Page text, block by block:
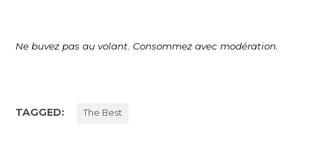
Ne buvez pas au volant. Consommez avec modération.
TAGGED: The Best